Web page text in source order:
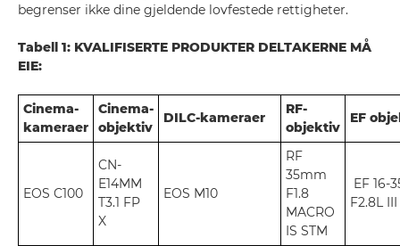
begrenser ikke dine gjeldende lovfestede rettigheter.
Tabell 1: KVALIFISERTE PRODUKTER DELTAKERNE MÅ
EIE:
Cinema-
kameraer
Cinema-
objektiv
DILC-kameraer
RF-
objektiv
EF
EOS C100
CN-
E14MM
T3.1 FP
X
EOS M10
RF
35mm
F1.8
MACRO
IS STM
EF 16-
F2.8L